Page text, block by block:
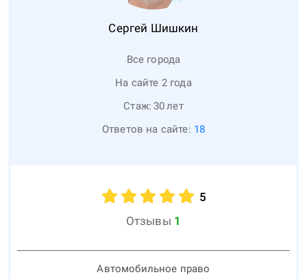
Сергей Шишкин
Все города
На сайте 2 года
Стаж: 30лет
Ответов на сайте: 18
5
Отзывы 1
Автомобильное право